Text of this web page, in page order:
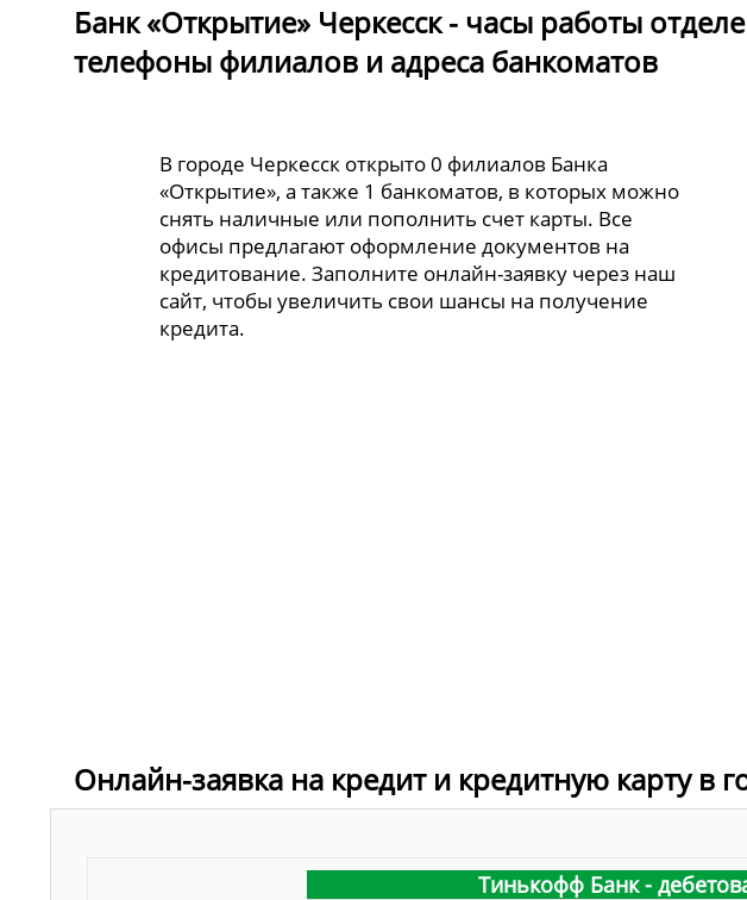
Банк «Открытие» Черкесск - часы работы
телефоны филиалов и адреса банкоматов
В городе Черкесск открыто 0 филиалов Банка
«Открытие», а также 1 банкоматов, в которых можно
снять наличные или пополнить счет карты. Все
офисы предлагают оформление документов на
кредитование. Заполните онлайн-заявку через наш
сайт, чтобы увеличить свои шансы на получение
кредита.
Онлайн-заявка на кредит и кредитную карту в
Тинькофф Банк -